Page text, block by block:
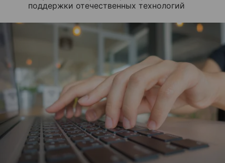
поддержки отечественных технологий